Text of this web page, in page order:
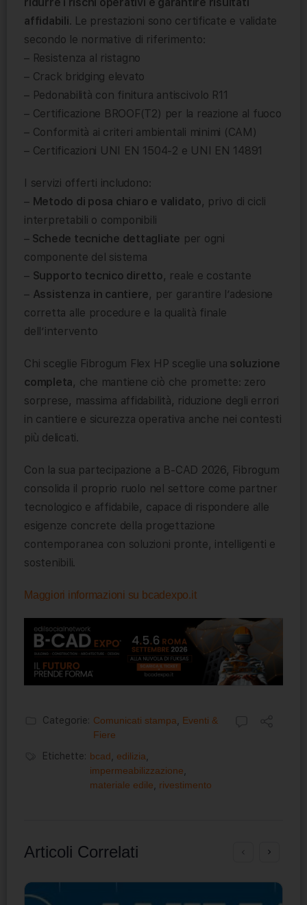
affidabili. Le prestazioni sono certificate e validate
secondo le normative di riferimento:
– Resistenza al ristagno
– Crack bridging elevato
– Pedonabilità con finitura antiscivolo R11
– Certificazione BROOF(T2) per la reazione al fuoco
– Conformità ai criteri ambientali minimi (CAM)
– Certificazioni UNI EN 1504-2 e UNI EN 14891
I servizi offerti includono:
– Metodo di posa chiaro e validato, privo di cicli
interpretabili o componibili
–Schede tecniche dettagliate per ogni
componente del sistema
– Supporto tecnico diretto, reale e costante
– Assistenza in cantiere, per garantire l’adesione
corretta alle procedure e la qualità finale
dell’intervento
Chi sceglie Fibrogum Flex HP sceglie una soluzione
completa, che mantiene ciò che promette: zero
sorprese, massima affidabilità, riduzione degli errori
in cantiere e sicurezza operativa anche nei contesti
più delicati.
Con la sua partecipazione a B-CAD 2026, Fibrogum
consolida il proprio ruolo nel settore come partner
tecnologico e affidabile, capace di rispondere alle
esigenze concrete della progettazione
contemporanea con soluzioni pronte, intelligenti e
sostenibili.
Maggiori informazioni su bcadexpo.it
Categorie: Comunicati stampa
Eventi &
Fiere
Etichette: bcad edilizia
impermeabilizzazione
materiale edile
rivestimento
Articoli Correlati